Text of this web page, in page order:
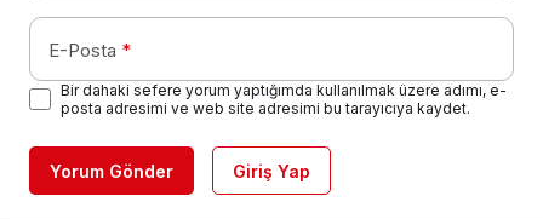
E-Posta *
Bir dahaki sefere yorum yaptığımda kullanılmak üzere adımı, e-
posta adresimi ve web site adresimi bu tarayıcıya kaydet.
Yorum Gönder Giriş Yap